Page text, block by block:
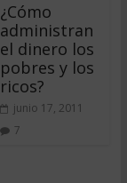
¿Cómo
administran
el dinero los
pobres y los
ricos?
junio 17, 2011
7